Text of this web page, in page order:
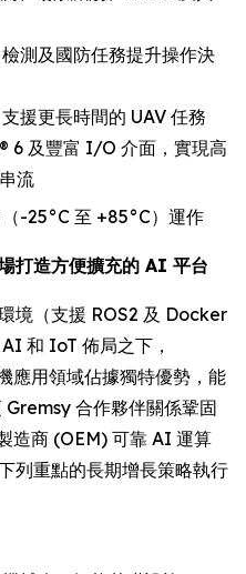
測及國防任務提升操作決
援更長時間的 UAV 任務
6 及豐富 I/O 介面，實現高
流
-25°C 至 +85°C）運作
打造方便擴充的 AI 平台
境（支援 ROS2 及 Docker
和 IoT 佈局之下，
應用領域佔據獨特優勢，能
合作夥伴關係鞏固
造商 (OEM) 可靠 AI 運算
列重點的長期增長策略執行